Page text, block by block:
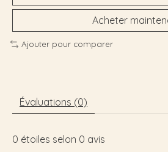
Acheter
Ajouter pour comparer
Évaluations (0)
0 étoiles selon 0 avis